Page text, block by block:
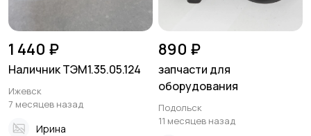
1 440 ₽
Наличник ТЭМ1.35.05.124
Ижевск
7 месяцев назад
Ирина
890 ₽
запчасти для
оборудования
Подольск
11 месяцев назад